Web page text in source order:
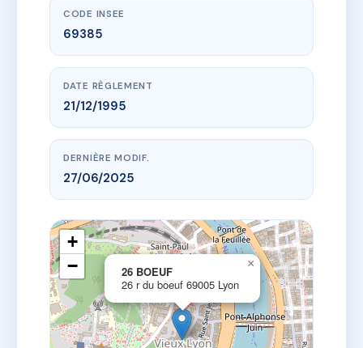
CODE INSEE
69385
DATE RÈGLEMENT
21/12/1995
DERNIÈRE MODIF.
27/06/2025
26 BOEUF
26 r du boeuf 69005 Lyon
×
+
−